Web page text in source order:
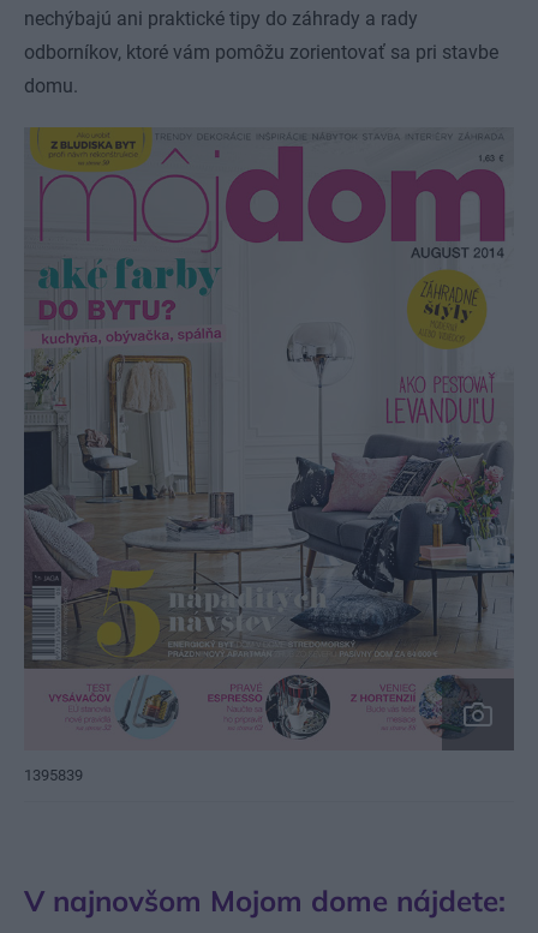
nechýbajú ani praktické tipy do záhrady a rady
odborníkov, ktoré vám pomôžu zorientovať sa pri stavbe
domu.
1395839
V najnovšom Mojom dome nájdete: